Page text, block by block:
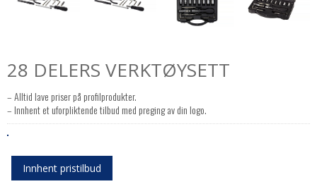
28 DELERS VERKTØYSETT
– Alltid lave priser på profilprodukter.
– Innhent et uforpliktende tilbud med preging av din logo.
Innhent pristilbud